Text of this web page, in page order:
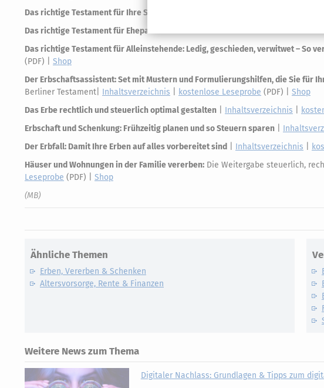
Das richtige Testament für Ihre Situation
Das richtige Testament für Ehepaare: Das Berliner Testament und seine
Das richtige Testament für Alleinstehende: Ledig, geschieden, verwitwet – So
(PDF) | Shop
Der Erbschaftsassistent: Set mit Mustern und Formulierungshilfen, die Sie für
Berliner Testament| Inhaltsverzeichnis kostenlose Leseprobe (PDF) | Shop
Das Erbe rechtlich und steuerlich optimal gestalten
Inhaltsverzeichnis
Erbschaft und Schenkung: Frühzeitig planen und so Steuern sparen
Der Erbfall: Damit Ihre Erben auf alles vorbereitet sind
Inhaltsverzeichnis
Häuser und Wohnungen in der Familie vererben: Die Weitergabe steuerlich,
Leseprobe (PDF) | Shop
(MB)
Ähnliche Themen
Erben, Vererben & Schenken
Altersvorsorge, Rente & Finanzen
Weitere News zum Thema
Digitaler Nachlass: Grundlagen & Tipps zum